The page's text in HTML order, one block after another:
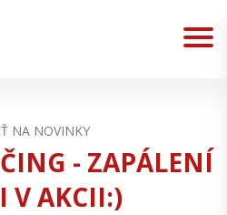
NA NOVINKY
- ZAPÁLENÍ
V AKCII:)